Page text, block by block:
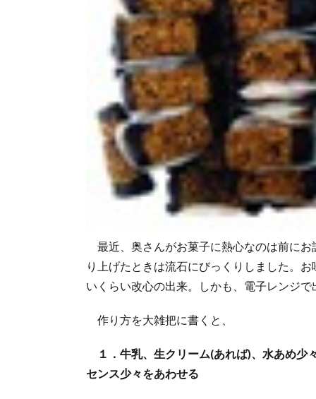
最近、奥さんがお菓子に熱心なのは前に
り上げたときは流石にびっくりしました。
いくらい改心の出来。しかも、電子レンジ
作り方を大雑把に書くと、
１．牛乳、生クリーム(あれば)、水あめ
センス少々をあわせる